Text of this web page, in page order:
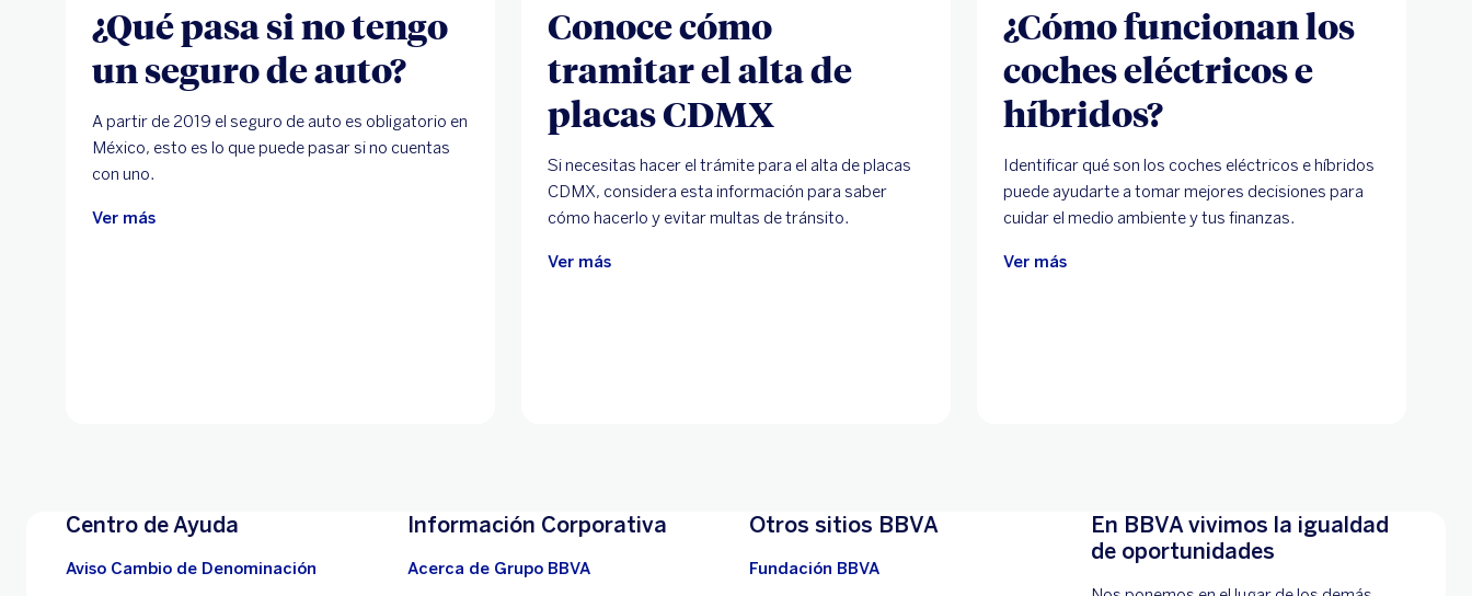
¿Qué pasa si no tengo
un seguro de auto?
A partir de 2019 el seguro de auto es obligatorio en
México, esto es lo que puede pasar si no cuentas
con uno.
Ver más
Conoce cómo
tramitar el alta de
placas CDMX
Si necesitas hacer el trámite para el alta de placas
CDMX, considera esta información para saber
cómo hacerlo y evitar multas de tránsito.
Ver más
¿Cómo funcionan los
coches eléctricos e
híbridos?
Identificar qué son los coches eléctricos e híbridos
puede ayudarte a tomar mejores decisiones para
cuidar el medio ambiente y tus finanzas.
Ver más
Centro de Ayuda
Aviso Cambio de Denominación
Información Corporativa
Acerca de Grupo BBVA
Otros sitios BBVA
Fundación BBVA
En BBVA vivimos la igualdad
de oportunidades